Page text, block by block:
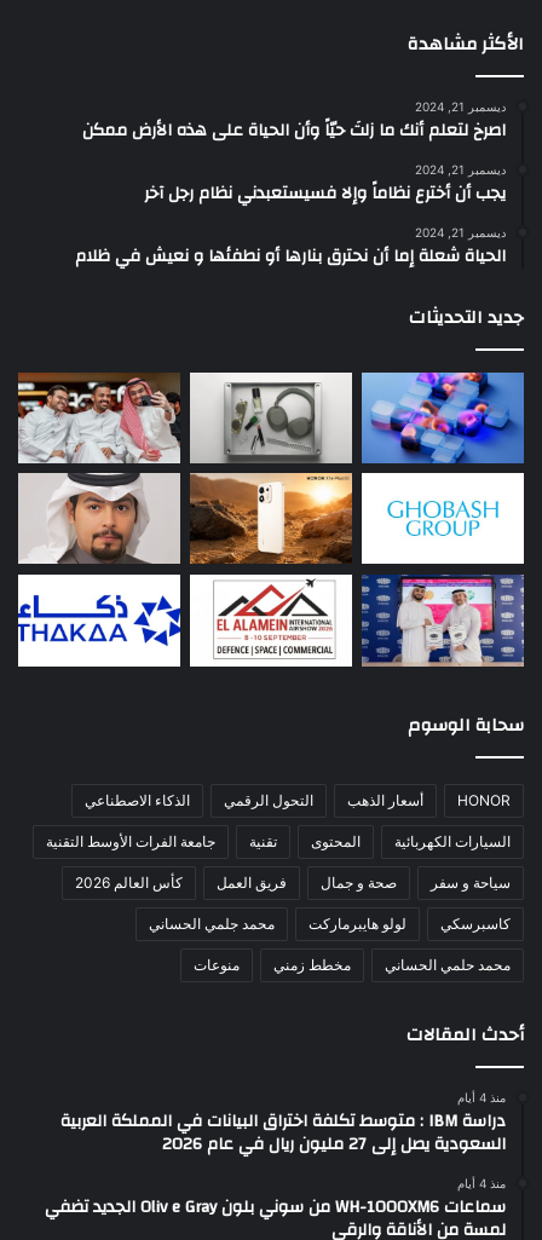
الأكثر مشاهدة
ديسمبر 21, 2024
‫اصرخ لتعلم أنك ما زلتَ حيّاً وأن الحياة على هذه الأرض ممكن
ديسمبر 21, 2024
يجب أن أخترع نظاماً وإلا فسيستعبدني نظام رجل آخر
ديسمبر 21, 2024
الحياة شعلة إما أن نحترق بنارها أو نطفئها و نعيش في ظلام
جديد التحديثات
سحابة الوسوم
HONOR أسعار الذهب التحول الرقمي الذكاء الاصطناعي
السيارات الكهربائية المحتوى تقنية جامعة الفرات الأوسط التقنية
سياحة و سفر صحة و جمال فريق العمل كأس العالم 2026
كاسبرسكي لولو هايبرماركت محمد جلمي الحساني
محمد حلمي الحساني مخطط زمني منوعات
أحدث المقالات
منذ 4 أيام
دراسة IBM : متوسط تكلفة اختراق البيانات في المملكة العربية
السعودية يصل إلى 27 مليون ريال في عام 2026
منذ 4 أيام
سماعات WH-1000XM6 من سوني بلون Oliv e Gray الجديد تضفي
لمسة من الأناقة والرقي